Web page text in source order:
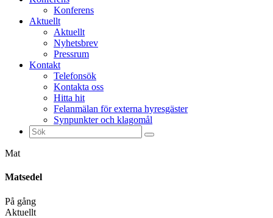
Konferens
Aktuellt
Aktuellt
Nyhetsbrev
Pressrum
Kontakt
Telefonsök
Kontakta oss
Hitta hit
Felanmälan för externa hyresgäster
Synpunkter och klagomål
Sök
efter:
Mat
Matsedel
På gång
Aktuellt